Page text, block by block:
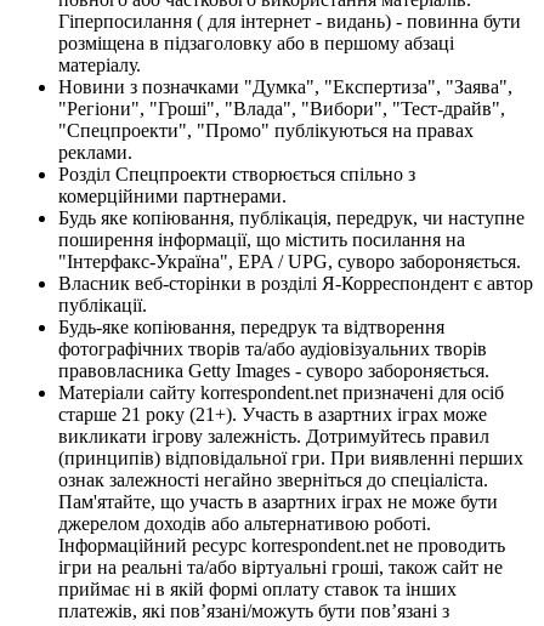
Гіперпосилання ( для інтернет - видань) - повинна бути
розміщена в підзаголовку або в першому абзаці
матеріалу.
Новини з позначками "Думка", "Експертиза", "Заява",
"Регіони", "Гроші", "Влада", "Вибори", "Тест-драйв",
"Спецпроекти", "Промо" публікуються на правах
реклами.
Розділ Спецпроекти створюється спільно з
комерційними партнерами.
Будь яке копіювання, публікація, передрук, чи наступне
поширення інформації, що містить посилання на
"Інтерфакс-Україна", EPA / UPG, суворо забороняється.
Власник веб-сторінки в розділі Я-Корреспондент є автор
публікації.
Будь-яке копіювання, передрук та відтворення
фотографічних творів та/або аудіовізуальних творів
правовласника Getty Images - суворо забороняється.
Матеріали сайту korrespondent.net призначені для осіб
старше 21 року (21+). Участь в азартних іграх може
викликати ігрову залежність. Дотримуйтесь правил
(принципів) відповідальної гри. При виявленні перших
ознак залежності негайно зверніться до спеціаліста.
Пам'ятайте, що участь в азартних іграх не може бути
джерелом доходів або альтернативою роботі.
Інформаційний ресурс korrespondent.net не проводить
ігри на реальні та/або віртуальні гроші, також сайт не
приймає ні в якій формі оплату ставок та інших
платежів, які пов’язані/можуть бути пов’язані з